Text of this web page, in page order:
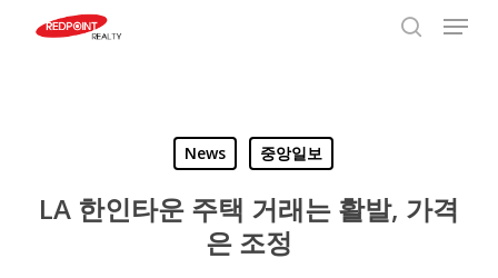
Menu
News 중앙일보
LA 한인타운 주택 거래는 활발, 가격
은 조정